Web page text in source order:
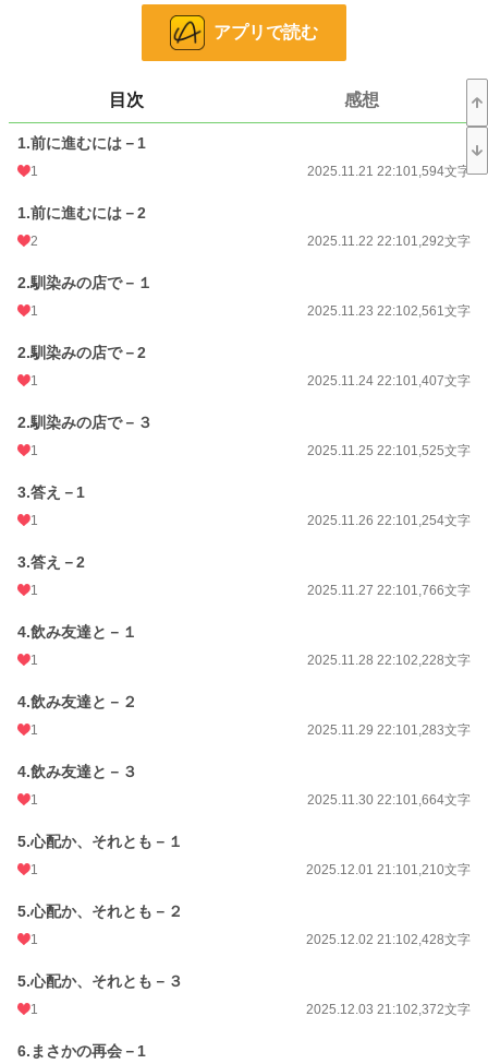
元カレが碧の職場に現れる――。
38,555 位 / 228,882 件
16,791 位 / 66,382 件
お気に入り 30
24h.ポイント
文字数 134,095
初回公開日時 2025.11.21 22:10
年間ポイント
累計ポイント
アプリで読む
目次 感想
1.前に進むには－1
1 2025.11.21 22:101,594文字
1.前に進むには－2
2 2025.11.22 22:101,292文字
2.馴染みの店で－１
1 2025.11.23 22:102,561文字
2.馴染みの店で－2
1 2025.11.24 22:101,407文字
2.馴染みの店で－３
1 2025.11.25 22:101,525文字
3.答え－1
1 2025.11.26 22:101,254文字
3.答え－2
1 2025.11.27 22:101,766文字
4.飲み友達と－１
1 2025.11.28 22:102,228文字
4.飲み友達と－２
1 2025.11.29 22:101,283文字
4.飲み友達と－３
1 2025.11.30 22:101,664文字
5.心配か、それとも－１
1 2025.12.01 21:101,210文字
5.心配か、それとも－２
1 2025.12.02 21:102,428文字
5.心配か、それとも－３
1 2025.12.03 21:102,372文字
6.まさかの再会－1